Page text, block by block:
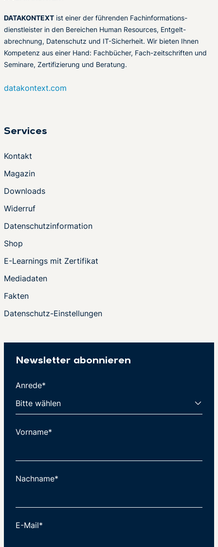
DATAKONTEXT ist einer der führenden Fachinformations-
dienstleister in den Bereichen Human Resources, Entgelt-
abrechnung, Datenschutz und IT-Sicherheit. Wir bieten Ihnen
Kompetenz aus einer Hand: Fachbücher, Fach-zeitschriften und
Seminare, Zertifizierung und Beratung.
datakontext.com
Services
Kontakt
Magazin
Downloads
Widerruf
Datenschutzinformation
Shop
E-Learnings mit Zertifikat
Mediadaten
Fakten
Datenschutz-Einstellungen
Newsletter abonnieren
Anrede*
Vorname*
Nachname*
E-Mail*